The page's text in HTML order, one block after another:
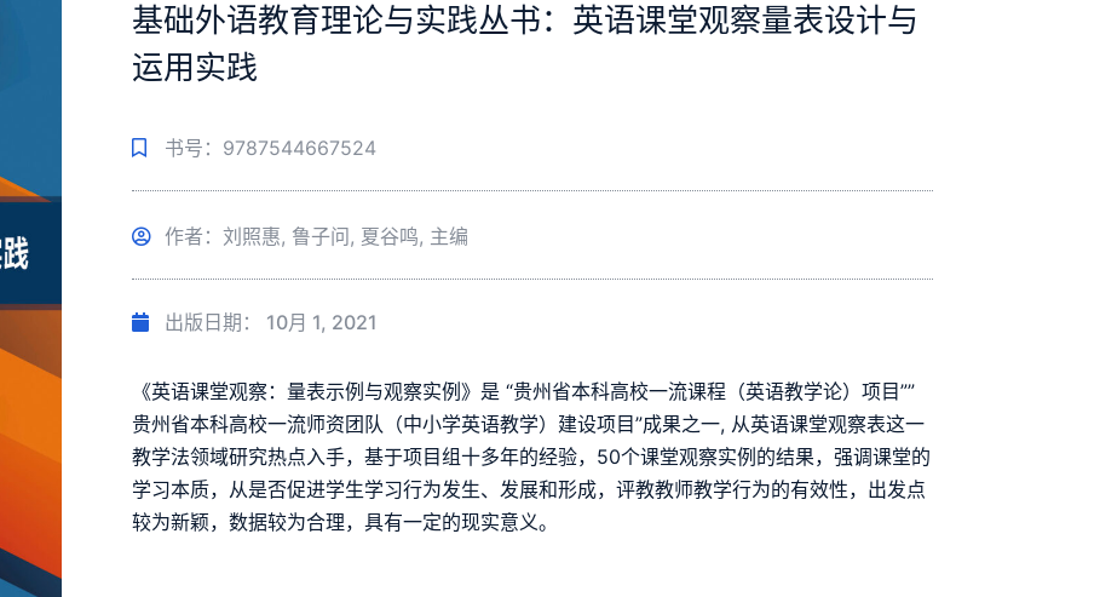
基础外语教育理论与实践丛书：英语课堂观察量表设计与
运用实践
书号：9787544667524
作者：刘照惠, 鲁子问, 夏谷鸣, 主编
出版日期： 10月 1, 2021
《英语课堂观察：量表示例与观察实例》是 “贵州省本科高校一流课程（英语教学论）项目””
贵州省本科高校一流师资团队（中小学英语教学）建设项目”成果之一, 从英语课堂观察表这一
教学法领域研究热点入手，基于项目组十多年的经验，50个课堂观察实例的结果，强调课堂的
学习本质，从是否促进学生学习行为发生、发展和形成，评教教师教学行为的有效性，出发点
较为新颖，数据较为合理，具有一定的现实意义。